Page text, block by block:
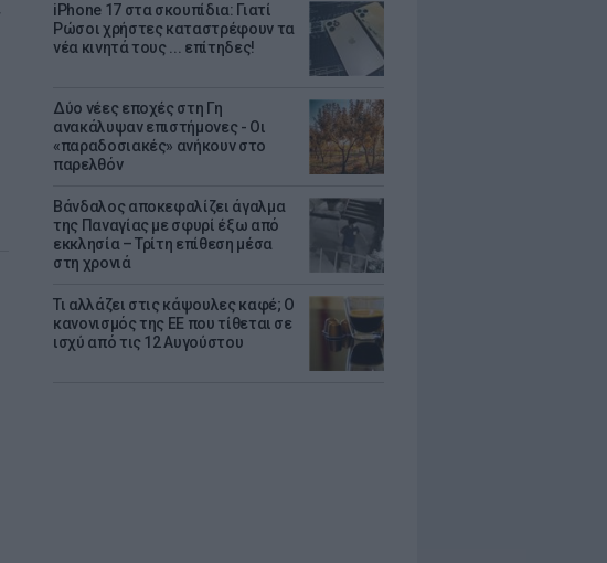
iPhone 17 στα σκουπίδια: Γιατί
Ρώσοι χρήστες καταστρέφουν τα
νέα κινητά τους ... επίτηδες!
Δύο νέες εποχές στη Γη
ανακάλυψαν επιστήμονες - Oι
«παραδοσιακές» ανήκουν στο
παρελθόν
Βάνδαλος αποκεφαλίζει άγαλμα
της Παναγίας με σφυρί έξω από
εκκλησία – Τρίτη επίθεση μέσα
στη χρονιά
Τι αλλάζει στις κάψουλες καφέ; Ο
κανονισμός της ΕΕ που τίθεται σε
ισχύ από τις 12 Αυγούστου